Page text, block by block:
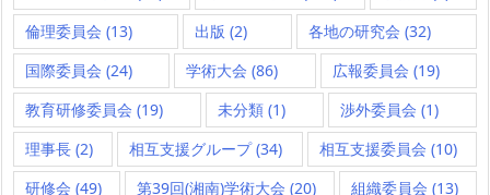
倫理委員会 (13) 出版 (2) 各地の研究会 (32)
国際委員会 (24) 学術大会 (86) 広報委員会 (19)
教育研修委員会 (19) 未分類 (1) 渉外委員会 (1)
理事長 (2) 相互支援グループ(34) 相互支援委員会 (10)
研修会 (49) 第39回(湘南)学術大会 (20) 組織委員会 (13)